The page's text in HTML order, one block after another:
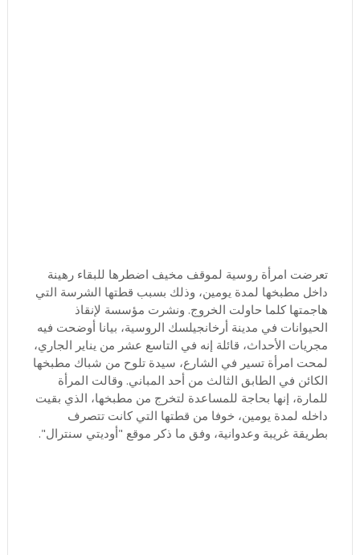
تعرضت امرأة روسية لموقف مخيف اضطرها للبقاء رهينة
داخل مطبخها لمدة يومين، وذلك بسبب قطتها الشرسة التي
هاجمتها كلما حاولت الخروج. ونشرت مؤسسة لإنقاذ
الحيوانات في مدينة أرخانجيلسك الروسية، بيانا أوضحت فيه
مجريات الأحداث، قائلة إنه في التاسع عشر من يناير الجاري،
لمحت امرأة تسير في الشارع، سيدة تلوح من شباك مطبخها
الكائن في الطابق الثالث من أحد المباني. وقالت المرأة
للمارة، إنها بحاجة للمساعدة لتخرج من مطبخها، الذي بقيت
داخله لمدة يومين، خوفا من قطتها التي كانت تتصرف
بطريقة غريبة وعدوانية، وفق ما ذكر موقع "أوديتي سنترال".